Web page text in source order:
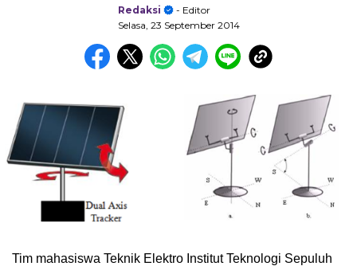
Redaksi
- Editor
Selasa, 23 September 2014
Tim mahasiswa Teknik Elektro Institut Teknologi Sepuluh